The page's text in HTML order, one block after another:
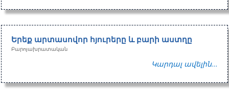
Երեք արտասովոր հյուրերը և բարի աստղը
Բարոյախրատական
Կարդալ ավելին...